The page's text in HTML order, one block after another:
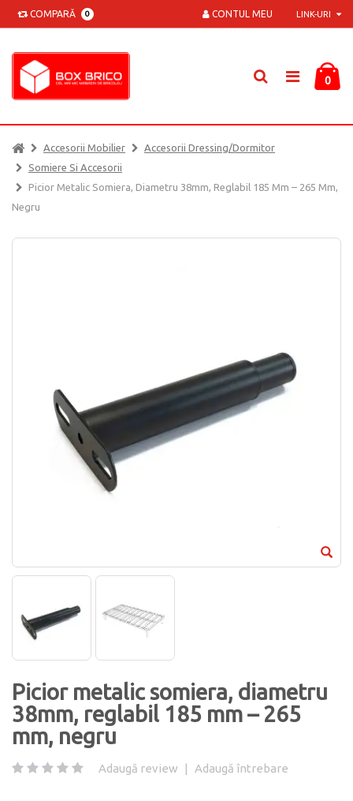
COMPARĂ 0 LINK-URI
CONTUL MEU
0
Accesorii Mobilier
Accesorii Dressing/dormitor
Somiere Si Accesorii
Picior Metalic Somiera, Diametru 38mm, Reglabil 185 Mm – 265 Mm,
Negru
Picior metalic somiera, diametru
38mm, reglabil 185 mm – 265
mm, negru
Adaugă review | Adaugă întrebare